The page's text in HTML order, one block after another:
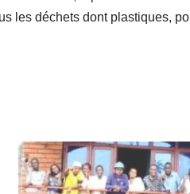
les déchets dont plastiques,